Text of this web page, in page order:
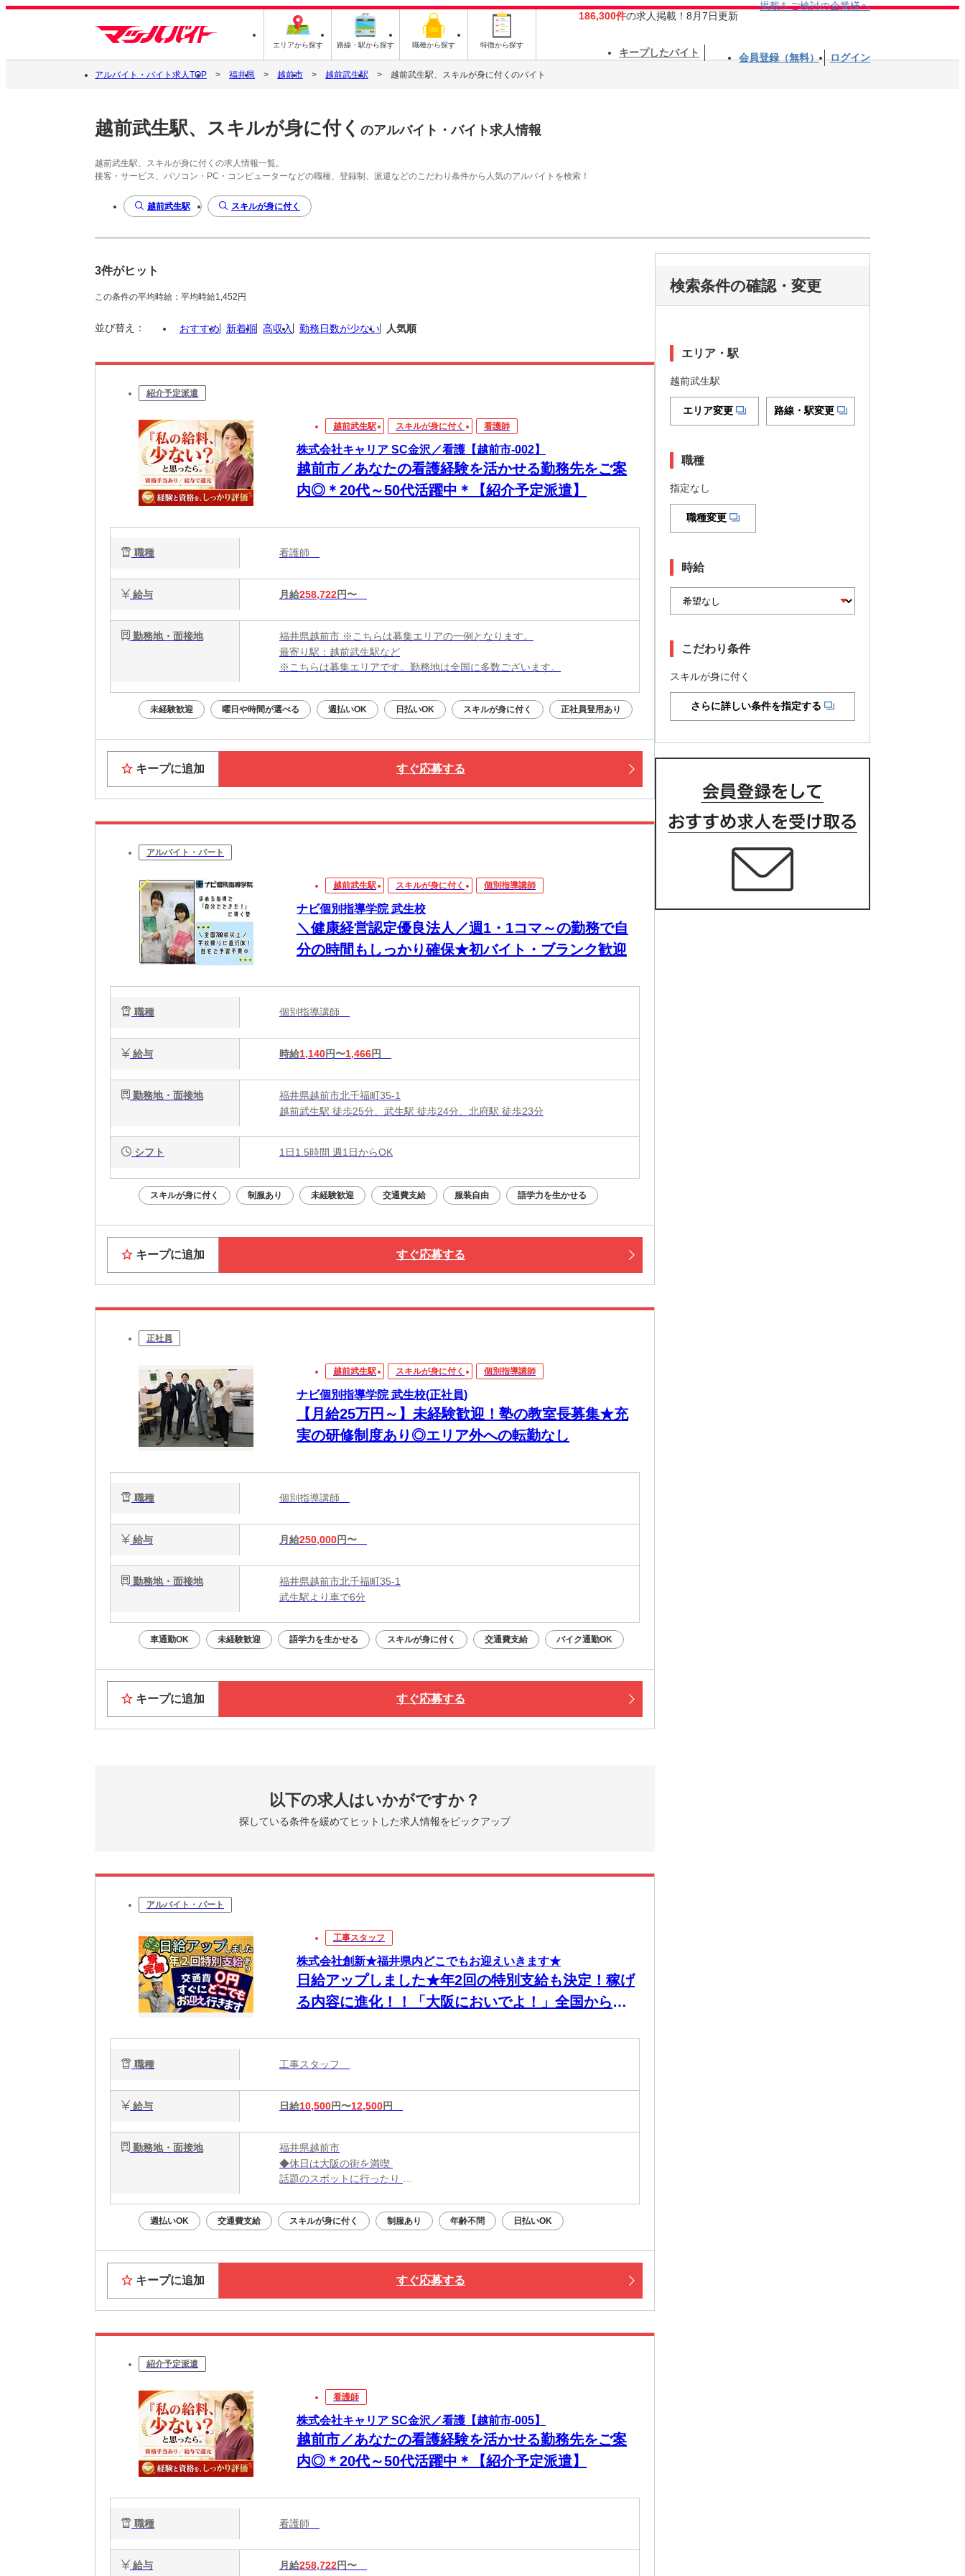
エリアから探す 路線・駅から探す 職種から探す 特徴から探す
186,300件の求人掲載！8月7日更新
掲載をご検討の企業様へ
キープしたバイト 会員登録（無料） ログイン
アルバイト・バイト求人TOP 福井県 越前市 越前武生駅 越前武生駅、スキルが身に付くのバイト
越前武生駅、スキルが身に付く のアルバイト・バイト求人情報
越前武生駅、スキルが身に付くの求人情報一覧。
接客・サービス、パソコン・PC・コンピューターなどの職種、登録制、派遣などのこだわり条件から人気のアルバイトを検索！
越前武生駅 スキルが身に付く
3件がヒット
この条件の平均時給：平均時給1,452円
並び替え： おすすめ 新着順 高収入 勤務日数が少ない 人気順
紹介予定派遣
越前武生駅 スキルが身に付く 看護師
株式会社キャリア SC金沢／看護【越前市-002】
越前市／あなたの看護経験を活かせる勤務先をご案
内◎＊20代～50代活躍中＊【紹介予定派遣】
職種 看護師
給与 月給258,722円〜
勤務地・面接地
福井県越前市 ※こちらは募集エリアの一例となります。
最寄り駅：越前武生駅など
※こちらは募集エリアです。勤務地は全国に多数ございます。
未経験歓迎 曜日や時間が選べる 週払いOK 日払いOK スキルが身に付く 正社員登用あり
キープに追加 すぐ応募する
アルバイト・パート
越前武生駅 スキルが身に付く 個別指導講師
ナビ個別指導学院 武生校
＼健康経営認定優良法人／週1・1コマ～の勤務で自
分の時間もしっかり確保★初バイト・ブランク歓迎
職種 個別指導講師
給与 時給1,140円〜1,466円
勤務地・面接地
福井県越前市北千福町35-1
越前武生駅 徒歩25分、武生駅 徒歩24分、北府駅 徒歩23分
シフト 1日1.5時間 週1日からOK
スキルが身に付く 制服あり 未経験歓迎 交通費支給 服装自由 語学力を生かせる
キープに追加 すぐ応募する
正社員
越前武生駅 スキルが身に付く 個別指導講師
ナビ個別指導学院 武生校(正社員)
【月給25万円～】未経験歓迎！塾の教室長募集★充
実の研修制度あり◎エリア外への転勤なし
職種 個別指導講師
給与 月給250,000円〜
勤務地・面接地
福井県越前市北千福町35-1
武生駅より車で6分
車通勤OK 未経験歓迎 語学力を生かせる スキルが身に付く 交通費支給 バイク通勤OK
キープに追加 すぐ応募する
以下の求人はいかがですか？
探している条件を緩めてヒットした求人情報をピックアップ
アルバイト・パート
工事スタッフ
株式会社創新★福井県内どこでもお迎えいきます★
日給アップしました★年2回の特別支給も決定！稼げ
る内容に進化！！「大阪においでよ！」全国からス
職種 工事スタッフ
給与 日給10,500円〜12,500円
勤務地・面接地
福井県越前市
◆休日は大阪の街を満喫
話題のスポットに行ったり
＼大阪で新生活はじめよう！／
★全国どこからでも応募OK！
お近くまでお迎えに行きますよ！
★すぐに住める【寮完備】
大阪の中心地までスグ！
観光・グルメ・ショッピングも満喫できます。
6月には新しい寮もOPENしました！
大阪で「働く・暮らす・楽しむ」全部叶います！
週払いOK 交通費支給 スキルが身に付く 制服あり 年齢不問 日払いOK
キープに追加 すぐ応募する
紹介予定派遣
看護師
株式会社キャリア SC金沢／看護【越前市-005】
越前市／あなたの看護経験を活かせる勤務先をご案
内◎＊20代～50代活躍中＊【紹介予定派遣】
職種 看護師
給与 月給258,722円〜
検索条件の確認・変更
エリア・駅
越前武生駅
エリア変更 路線・駅変更
職種
指定なし
職種変更
時給
こだわり条件
スキルが身に付く
さらに詳しい条件を指定する